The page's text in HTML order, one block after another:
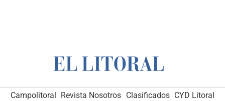
Campolitoral Revista Nosotros Clasificados CYD Litoral